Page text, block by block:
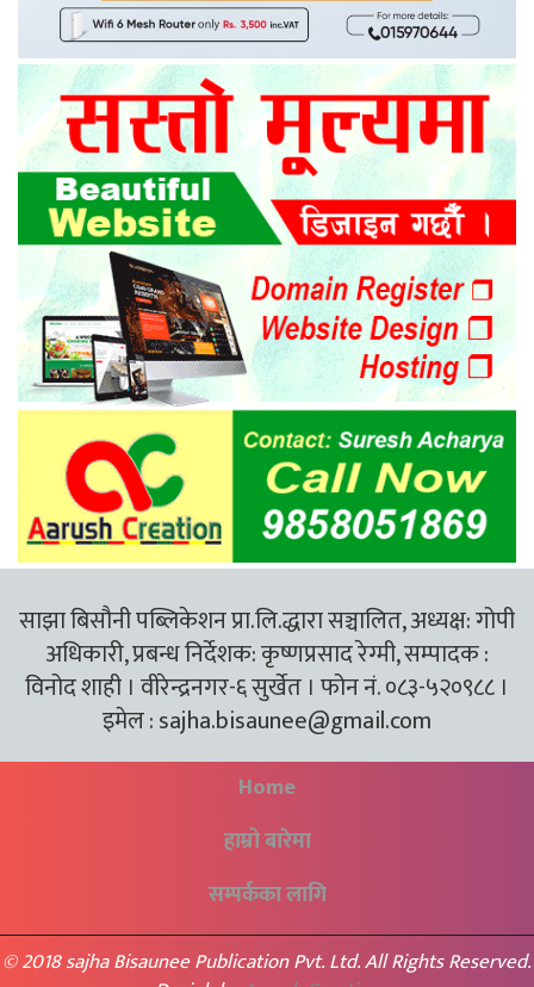
साझा बिसौनी पब्लिकेशन प्रा.लि.द्धारा सञ्चालित, अध्यक्ष: गोपी
अधिकारी, प्रबन्ध निर्देशक: कृष्णप्रसाद रेग्मी, सम्पादक :
विनोद शाही । वीरेन्द्रनगर-६ सुर्खेत । फोन नं. ०८३-५२०९८८ ।
इमेल :sajha.bisaunee@gmail.com
Home
हाम्रो बारेमा
सम्पर्कका लागि
© 2018 sajha Bisaunee Publication Pvt. Ltd. All Rights Reserved.